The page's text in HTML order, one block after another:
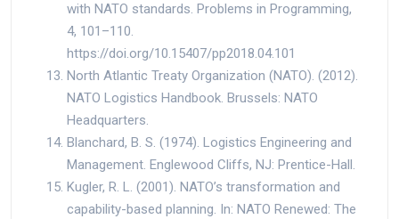
with NATO standards. Problems in Programming,
4, 101–110.
https://doi.org/10.15407/pp2018.04.101
North Atlantic Treaty Organization (NATO). (2012).
NATO Logistics Handbook. Brussels: NATO
Headquarters.
Blanchard, B. S. (1974). Logistics Engineering and
Management. Englewood Cliffs, NJ: Prentice-Hall.
Kugler, R. L. (2001). NATO’s transformation and
capability-based planning. In: NATO Renewed: The